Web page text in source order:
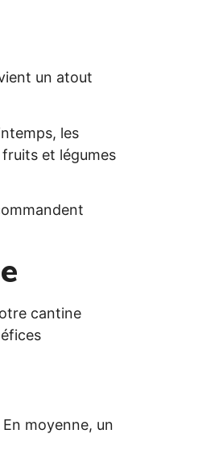
un atout
les
et légumes
cantine
moyenne, un